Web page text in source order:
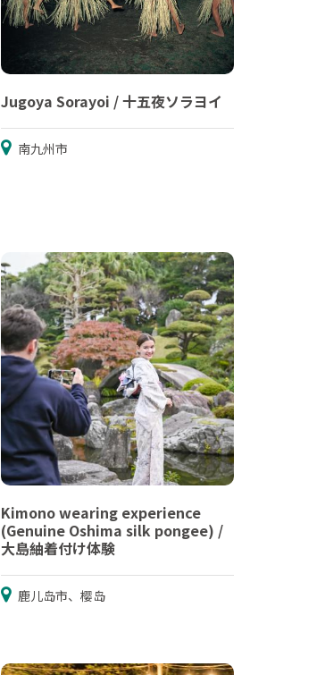
Jugoya Sorayoi / 十五夜ソラヨイ
南九州市
Kimono wearing experience
(Genuine Oshima silk pongee) /
大島紬着付け体験
鹿儿岛市、樱岛